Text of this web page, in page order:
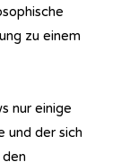
zu einem
nur einige
und der sich